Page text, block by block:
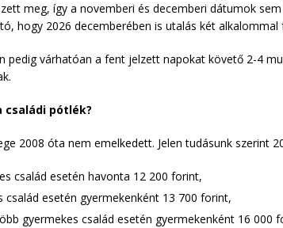
meg, így a novemberi és decemberi dátumok
hogy 2026 decemberében is utalás két alkalommal
pedig várhatóan a fent jelzett napokat követő 2-4
családi pótlék?
2008 óta nem emelkedett. Jelen tudásunk szerint
család esetén havonta 12 200 forint,
család esetén gyermekenként 13 700 forint,
gyermekes család esetén gyermekenként 16 000